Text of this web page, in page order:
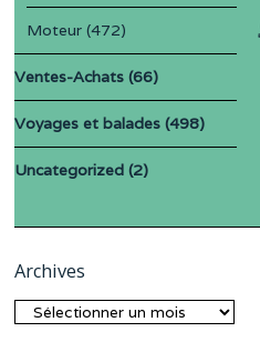
Moteur (472)
Ventes-Achats (66)
Voyages et balades (498)
Uncategorized (2)
Archives
Archives